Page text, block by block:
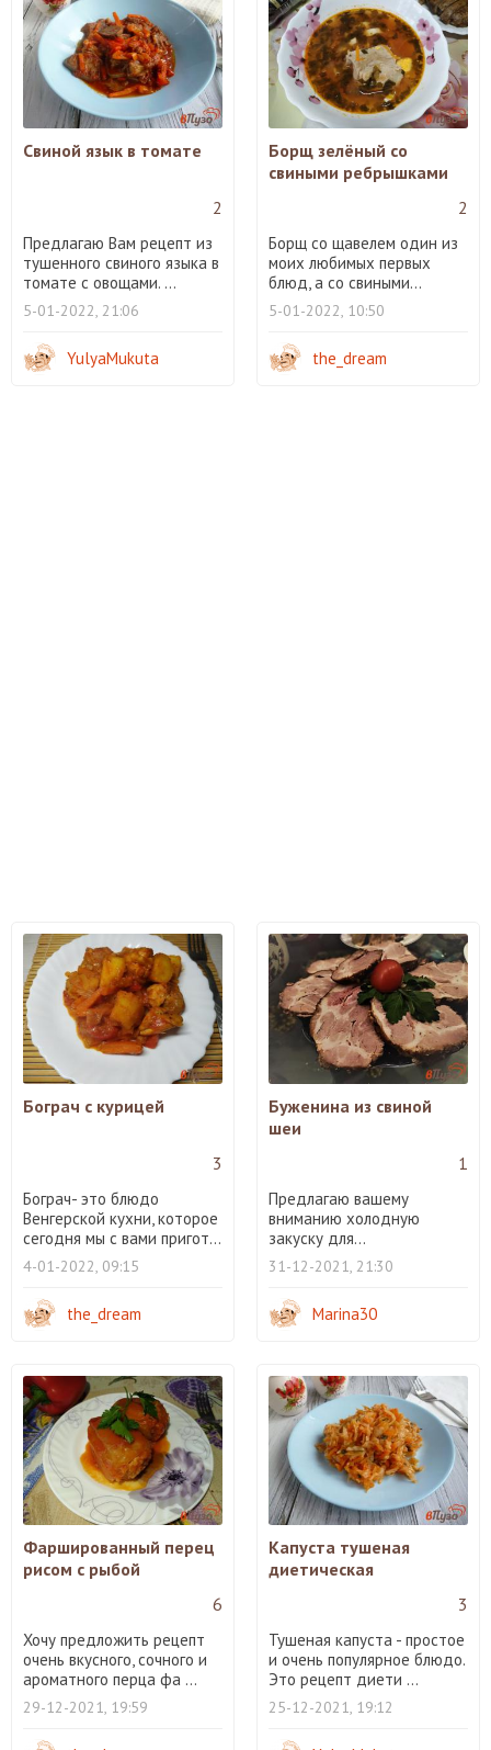
Свиной язык в томате
2
Предлагаю Вам рецепт из
тушенного свиного языка в
томате с овощами. ...
5-01-2022, 21:06
YulyaMukuta
Борщ зелёный со
свиными ребрышками
2
Борщ со щавелем один из
моих любимых первых
блюд, а со свиными...
5-01-2022, 10:50
the_dream
Бограч с курицей
3
Бограч- это блюдо
Венгерской кухни, которое
сегодня мы с вами пригот...
4-01-2022, 09:15
the_dream
Буженина из свиной
шеи
1
Предлагаю вашему
вниманию холодную
закуску для...
31-12-2021, 21:30
Marina30
Фаршированный перец
рисом с рыбой
6
Хочу предложить рецепт
очень вкусного, сочного и
ароматного перца фа ...
29-12-2021, 19:59
Капуста тушеная
диетическая
3
Тушеная капуста - простое
и очень популярное блюдо.
Это рецепт диети ...
25-12-2021, 19:12